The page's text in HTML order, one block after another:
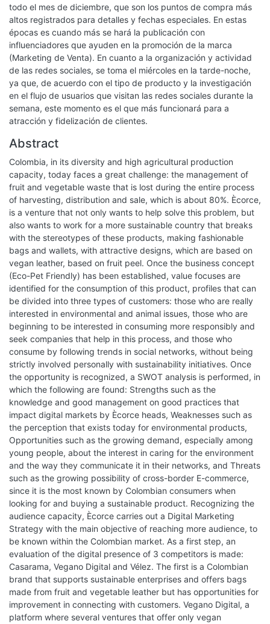
todo el mes de diciembre, que son los puntos de compra más
altos registrados para detalles y fechas especiales. En estas
épocas es cuando más se hará la publicación con
influenciadores que ayuden en la promoción de la marca
(Marketing de Venta). En cuanto a la organización y actividad
de las redes sociales, se toma el miércoles en la tarde-noche,
ya que, de acuerdo con el tipo de producto y la investigación
en el flujo de usuarios que visitan las redes sociales durante la
semana, este momento es el que más funcionará para a
atracción y fidelización de clientes.
Abstract
Colombia, in its diversity and high agricultural production
capacity, today faces a great challenge: the management of
fruit and vegetable waste that is lost during the entire process
of harvesting, distribution and sale, which is about 80%. Ècorce,
is a venture that not only wants to help solve this problem, but
also wants to work for a more sustainable country that breaks
with the stereotypes of these products, making fashionable
bags and wallets, with attractive designs, which are based on
vegan leather, based on fruit peel. Once the business concept
(Eco-Pet Friendly) has been established, value focuses are
identified for the consumption of this product, profiles that can
be divided into three types of customers: those who are really
interested in environmental and animal issues, those who are
beginning to be interested in consuming more responsibly and
seek companies that help in this process, and those who
consume by following trends in social networks, without being
strictly involved personally with sustainability initiatives. Once
the opportunity is recognized, a SWOT analysis is performed, in
which the following are found: Strengths such as the
knowledge and good management on good practices that
impact digital markets by Ècorce heads, Weaknesses such as
the perception that exists today for environmental products,
Opportunities such as the growing demand, especially among
young people, about the interest in caring for the environment
and the way they communicate it in their networks, and Threats
such as the growing possibility of cross-border E-commerce,
since it is the most known by Colombian consumers when
looking for and buying a sustainable product. Recognizing the
audience capacity, Ècorce carries out a Digital Marketing
Strategy with the main objective of reaching more audience, to
be known within the Colombian market. As a first step, an
evaluation of the digital presence of 3 competitors is made:
Casarama, Vegano Digital and Vélez. The first is a Colombian
brand that supports sustainable enterprises and offers bags
made from fruit and vegetable leather but has opportunities for
improvement in connecting with customers. Vegano Digital, a
platform where several ventures that offer only vegan